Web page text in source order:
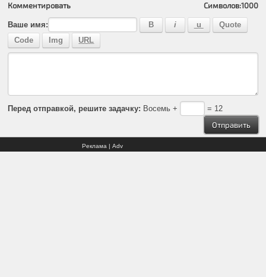
Комментировать Символов:1000
Ваше имя:
Перед отправкой, решите задачку: Восемь + = 12
Реклама | Adv